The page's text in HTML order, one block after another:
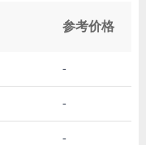
参考价格
-
-
-